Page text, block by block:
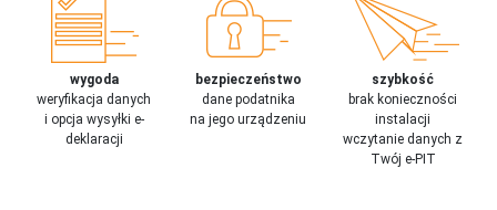
wygoda
weryfikacja danych
i opcja wysyłki e-
deklaracji
bezpieczeństwo
dane podatnika
na jego urządzeniu
szybkość
brak konieczności
instalacji
wczytanie danych z
Twój e-PIT